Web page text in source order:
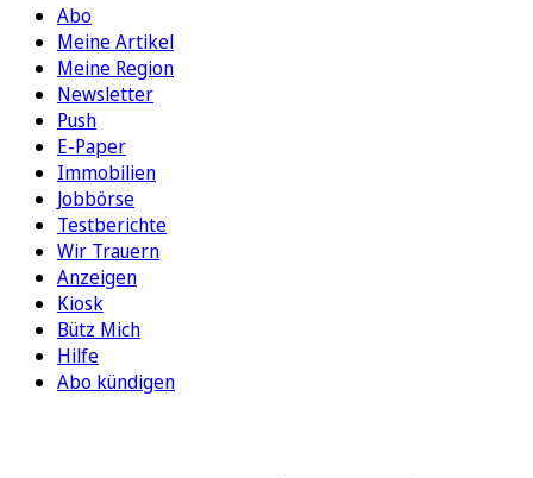
Abo
Meine Artikel
Meine Region
Newsletter
Push
E-Paper
Immobilien
Jobbörse
Testberichte
Wir Trauern
Anzeigen
Kiosk
Bütz Mich
Hilfe
Abo kündigen